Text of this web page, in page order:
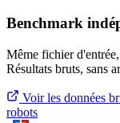
Benchmark
Même fichier
Résultats bruts, sans
Voir les données
robots